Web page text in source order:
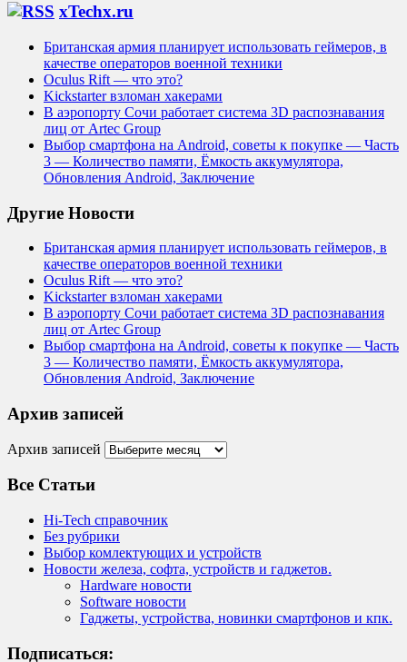
xTechx.ru
Британская армия планирует использовать геймеров, в
качестве операторов военной техники
Oculus Rift — что это?
Kickstarter взломан хакерами
В аэропорту Сочи работает система 3D распознавания
лиц от Artec Group
Выбор смартфона на Android, советы к покупке — Часть
3 — Количество памяти, Ёмкость аккумулятора,
Обновления Android, Заключение
Другие Новости
Британская армия планирует использовать геймеров, в
качестве операторов военной техники
Oculus Rift — что это?
Kickstarter взломан хакерами
В аэропорту Сочи работает система 3D распознавания
лиц от Artec Group
Выбор смартфона на Android, советы к покупке — Часть
3 — Количество памяти, Ёмкость аккумулятора,
Обновления Android, Заключение
Архив записей
Архив записей
Все Статьи
Hi-Tech справочник
Без рубрики
Выбор комлектующих и устройств
Новости железа, софта, устройств и гаджетов.
Hardware новости
Software новости
Гаджеты, устройства, новинки смартфонов и кпк.
Подписаться: